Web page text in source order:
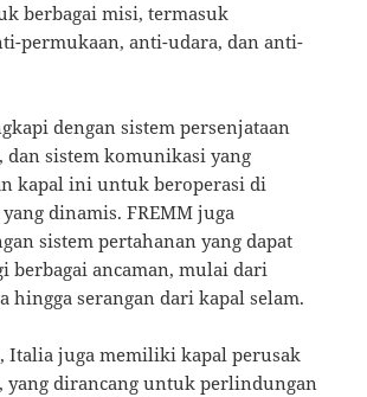
berbagai misi, termasuk
permukaan, anti-udara, dan anti-
dengan sistem persenjataan
dan sistem komunikasi yang
kapal ini untuk beroperasi di
dinamis. FREMM juga
sistem pertahanan yang dapat
berbagai ancaman, mulai dari
hingga serangan dari kapal selam.
Italia juga memiliki kapal perusak
, yang dirancang untuk perlindungan